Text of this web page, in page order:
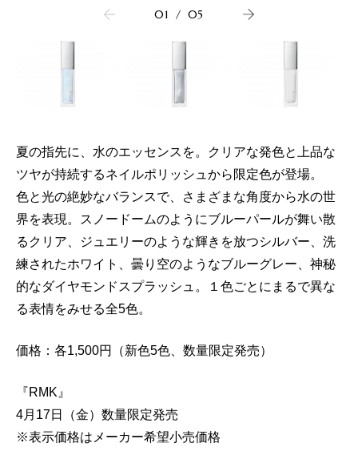
01 / 05
夏の指先に、水のエッセンスを。クリアな発色と上品な
ツヤが持続するネイルポリッシュから限定色が登場。
色と光の絶妙なバランスで、さまざまな角度から水の世
界を表現。スノードームのようにブルーパールが舞い散
るクリア、ジュエリーのような輝きを放つシルバー、洗
練されたホワイト、曇り空のようなブルーグレー、神秘
的なダイヤモンドスプラッシュ。１色ごとにまるで異な
る表情をみせる全5色。
価格：各1,500円（新色5色、数量限定発売）
『RMK』
4月17日（金）数量限定発売
※表示価格はメーカー希望小売価格